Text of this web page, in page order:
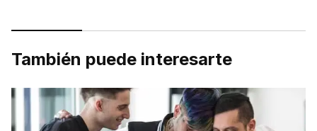
También puede interesarte